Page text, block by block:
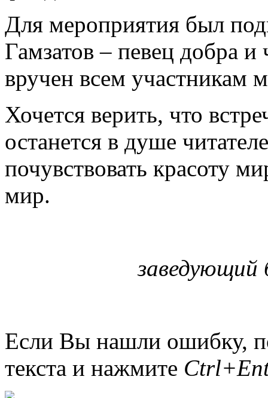
Для мероприятия был
Гамзатов – певец добра
вручен всем участникам
Хочется верить, что
останется в душе
почувствовать красоту
мир.
Если Вы нашли ошибку,
текста и нажмите